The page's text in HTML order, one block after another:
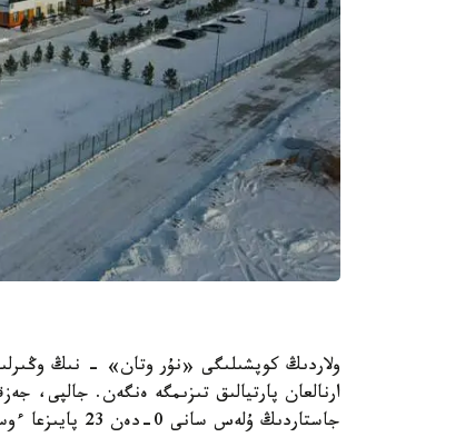
ولاردىڭ كوپشىلىگى «نۇر وتان» - نىڭ وڭىرلىك
جاستاردىڭ ۇلەس سانى 0-دەن 23 پايىزعا ءوستى» دەپ مالىمدەدى پارتيا باسشىسى.